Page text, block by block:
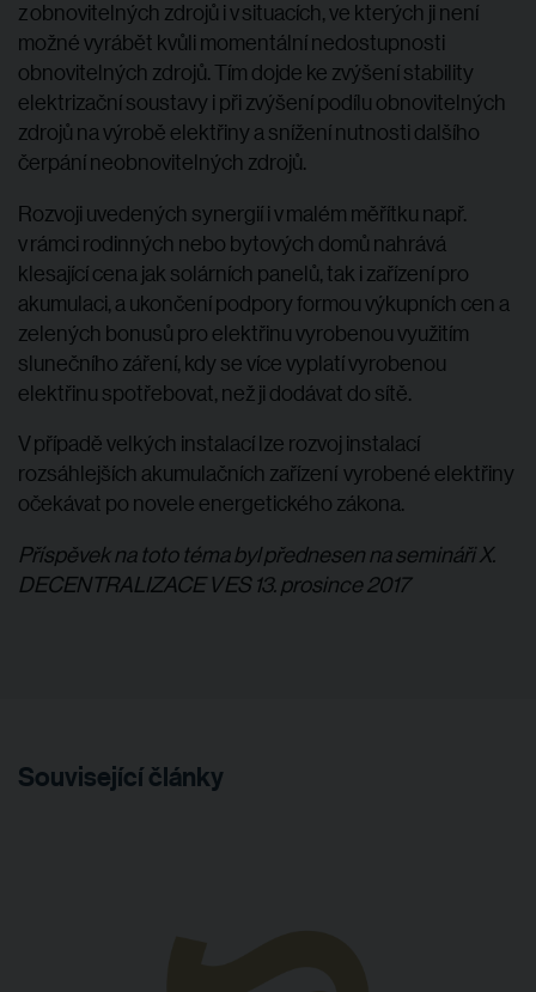
z obnovitelných zdrojů i v situacích, ve kterých ji není
možné vyrábět kvůli momentální nedostupnosti
obnovitelných zdrojů. Tím dojde ke zvýšení stability
elektrizační soustavy i při zvýšení podílu obnovitelných
zdrojů na výrobě elektřiny a snížení nutnosti dalšího
čerpání neobnovitelných zdrojů.
Rozvoji uvedených synergií i v malém měřítku např.
v rámci rodinných nebo bytových domů nahrává
klesající cena jak solárních panelů, tak i zařízení pro
akumulaci, a ukončení podpory formou výkupních cen a
zelených bonusů pro elektřinu vyrobenou využitím
slunečního záření, kdy se více vyplatí vyrobenou
elektřinu spotřebovat, než ji dodávat do sítě.
V případě velkých instalací lze rozvoj instalací
rozsáhlejších akumulačních zařízení vyrobené elektřiny
očekávat po novele energetického zákona.
Příspěvek na toto téma byl přednesen na semináři X.
DECENTRALIZACE V ES 13. prosince 2017
Související články